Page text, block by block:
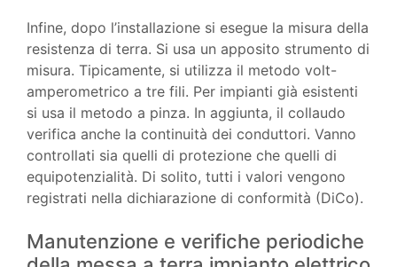
Infine, dopo l’installazione si esegue la misura della
resistenza di terra. Si usa un apposito strumento di
misura. Tipicamente, si utilizza il metodo volt-
amperometrico a tre fili. Per impianti già esistenti
si usa il metodo a pinza. In aggiunta, il collaudo
verifica anche la continuità dei conduttori. Vanno
controllati sia quelli di protezione che quelli di
equipotenzialità. Di solito, tutti i valori vengono
registrati nella dichiarazione di conformità (DiCo).
Manutenzione e verifiche periodiche